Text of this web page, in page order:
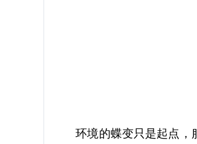
环境的蝶变只是起点，